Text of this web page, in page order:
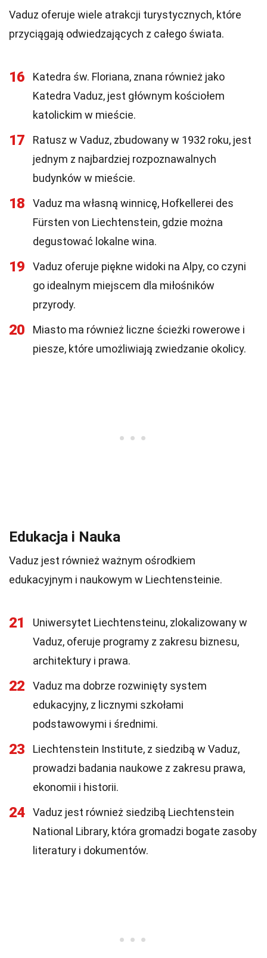
Vaduz oferuje wiele atrakcji turystycznych, które
przyciągają odwiedzających z całego świata.
16
Katedra św. Floriana, znana również jako
Katedra Vaduz, jest głównym kościołem
katolickim w mieście.
17
Ratusz w Vaduz, zbudowany w 1932 roku, jest
jednym z najbardziej rozpoznawalnych
budynków w mieście.
18
Vaduz ma własną winnicę, Hofkellerei des
Fürsten von Liechtenstein, gdzie można
degustować lokalne wina.
19
Vaduz oferuje piękne widoki na Alpy, co czyni
go idealnym miejscem dla miłośników
przyrody.
20
Miasto ma również liczne ścieżki rowerowe i
piesze, które umożliwiają zwiedzanie okolicy.
Edukacja i Nauka
Vaduz jest również ważnym ośrodkiem
edukacyjnym i naukowym w Liechtensteinie.
21
Uniwersytet Liechtensteinu, zlokalizowany w
Vaduz, oferuje programy z zakresu biznesu,
architektury i prawa.
22
Vaduz ma dobrze rozwinięty system
edukacyjny, z licznymi szkołami
podstawowymi i średnimi.
23
Liechtenstein Institute, z siedzibą w Vaduz,
prowadzi badania naukowe z zakresu prawa,
ekonomii i historii.
24
Vaduz jest również siedzibą Liechtenstein
National Library, która gromadzi bogate zasoby
literatury i dokumentów.